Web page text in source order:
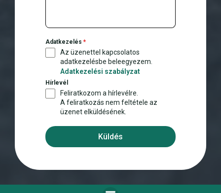
6
Adatkezelés *
Az üzenettel kapcsolatos
adatkezelésbe beleegyezem.
Adatkezelési szabályzat
Hírlevél
Feliratkozom a hírlevélre.
A feliratkozás nem feltétele az
üzenet elküldésének.
Küldés